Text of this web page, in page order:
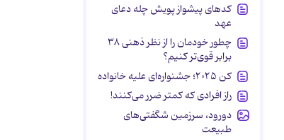
کدهای پیشواز پویش چله دعای
عهد
چطور خودمان را از نظر ذهنی ۳۸
برابر قوی‌تر کنیم؟
کن ۲۰۲۵؛ جشنواره‌ای علیه خانواده
راز افرادی که کمتر ضرر می‌کنند!
دورود، سرزمین شگفتی‌های
طبیعت